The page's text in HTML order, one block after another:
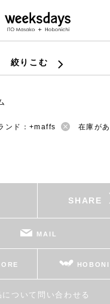
絞りこむ
ンド：+maffs
在庫が
SHARE
MAIL
について問い合わせる